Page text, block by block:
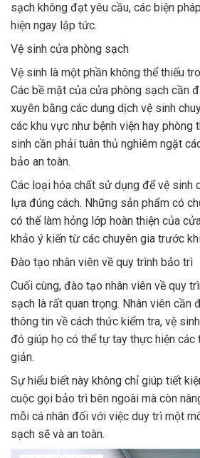
sạch không đạt yêu cầu, các biện
hiện ngay lập tức.
Vệ sinh cửa phòng sạch
Vệ sinh là một phần không thể thiếu
Các bề mặt của cửa phòng sạch cần
xuyên bằng các dung dịch vệ sinh
các khu vực như bệnh viện hay phòng
sinh cần phải tuân thủ nghiêm ngặt
bảo an toàn.
Các loại hóa chất sử dụng để vệ sinh
lựa đúng cách. Những sản phẩm có
có thể làm hỏng lớp hoàn thiện của
khảo ý kiến từ các chuyên gia trước
Đào tạo nhân viên về quy trình bảo trì
Cuối cùng, đào tạo nhân viên về quy
sạch là rất quan trọng. Nhân viên cần
thông tin về cách thức kiểm tra, vệ
đó giúp họ có thể tự tay thực hiện các
giản.
Sự hiểu biết này không chỉ giúp tiết
cuộc gọi bảo trì bên ngoài mà còn
mỗi cá nhân đối với việc duy trì một
sạch sẽ và an toàn.